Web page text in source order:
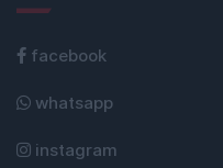
facebook
whatsapp
instagram